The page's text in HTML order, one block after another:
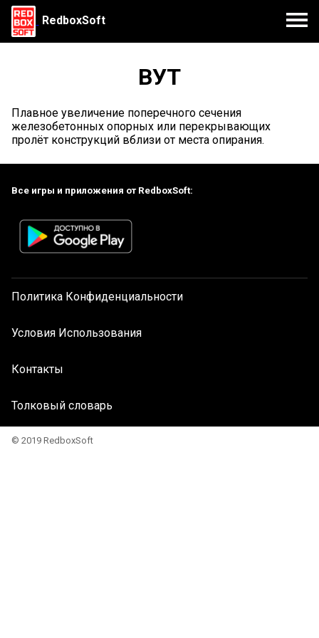
RedboxSoft
ВУТ
Плавное увеличение поперечного сечения
железобетонных опорных или перекрывающих
пролёт конструкций вблизи от места опирания.
Все игры и приложения от RedboxSoft:
Политика Конфиденциальности
Условия Использования
Контакты
Толковый словарь
© 2019 RedboxSoft